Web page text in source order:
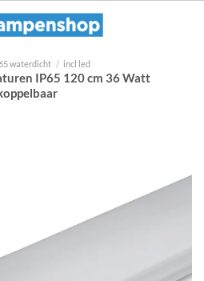
waterdicht / incl led
IP65 120 cm 36 Watt